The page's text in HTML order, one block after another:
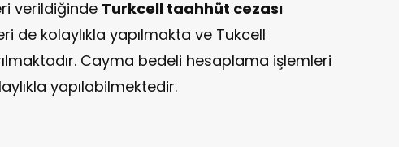
verildiğinde Turkcell taahhüt cezası
de kolaylıkla yapılmakta ve Tukcell
Cayma bedeli hesaplama işlemleri
yapılabilmektedir.